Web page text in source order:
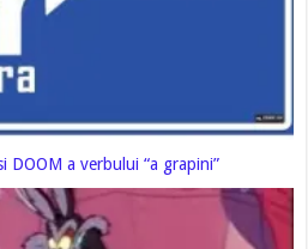
DOOM a verbului “a grapini”